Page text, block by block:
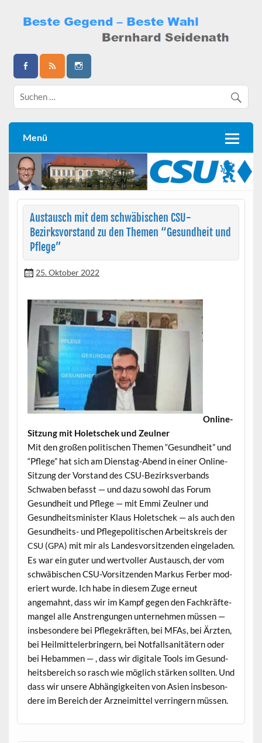
content
Bernhard Seidenath
Menü
Austausch mit dem schwäbischen CSU-
Bezirksvorstand zu den Themen “Gesundheit und
Pflege”
25. Oktober 2022
Online-
Sitzung mit Holetschek und Zeulner
Mit den großen poli­tis­chen The­men “Gesund­heit” und
“Pflege” hat sich am Dien­stag-Abend in ein­er Online-
Sitzung der Vor­stand des CSU-Bezirksver­bands
Schwaben befasst — und dazu sowohl das Forum
Gesund­heit und Pflege — mit Emmi Zeul­ner und
Gesund­heitsmin­is­ter Klaus Holetschek — als auch den
Gesund­heits- und Pflege­poli­tis­chen Arbeit­skreis der
CSU(GPA) mit mir als Lan­desvor­sitzen­den ein­ge­laden.
Es war ein guter und wertvoller Aus­tausch, der vom
schwäbis­chen CSU-Vor­sitzen­den Markus Fer­ber mod­
eriert wurde. Ich habe in diesem Zuge erneut
angemah­nt, dass wir im Kampf gegen den Fachkräfte­
man­gel alle Anstren­gun­gen unternehmen müssen —
ins­beson­dere bei Pflegekräften, bei MFAs, bei Ärzten,
bei Heilmit­teler­bringern, bei Not­fall­san­itätern oder
bei Hebam­men — , dass wir dig­i­tale Tools im Gesund­
heits­bere­ich so rasch wie möglich stärken soll­ten. Und
dass wir unsere Abhängigkeit­en von Asien ins­beson­
dere im Bere­ich der Arzneimit­tel ver­ringern müssen.